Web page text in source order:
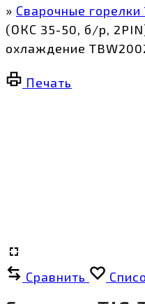
» Сварочные горелки
(ОКС 35-50, б/р,
охлаждение
Печать
Сравнить